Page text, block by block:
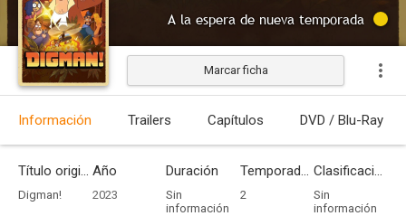
A la espera de nueva temporada
Marcar ficha
Información Trailers Capítulos DVD / Blu-Ray
Título original
Digman!
Año
2023
Duración
Sin
información
Temporadas
2
Clasificación por edades
Sin
información